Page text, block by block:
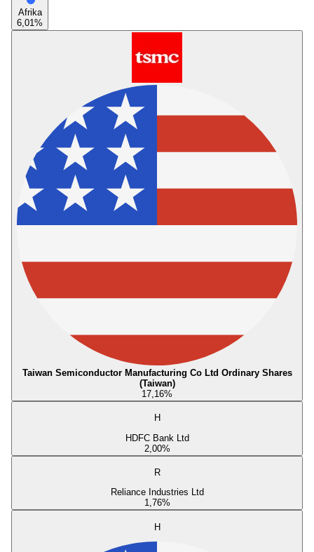
Afrika
6,01%
Taiwan Semiconductor Manufacturing Co Ltd Ordinary Shares
(Taiwan)
17,16%
H
HDFC Bank Ltd
2,00%
R
Reliance Industries Ltd
1,76%
H